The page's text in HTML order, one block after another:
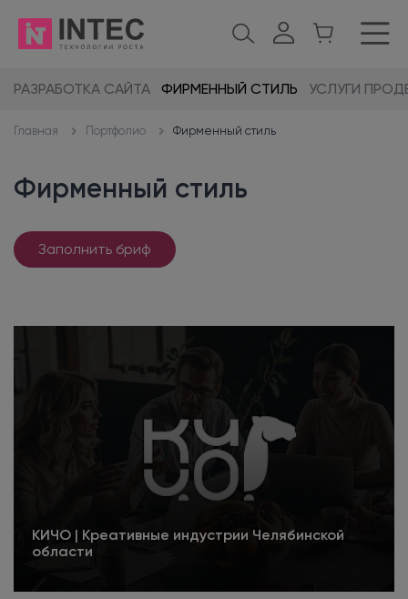
РАЗРАБОТКА САЙТА ФИРМЕННЫЙ СТИЛЬ УСЛУГИ
Главная Портфолио Фирменный стиль
Фирменный стиль
Заполнить бриф
КИЧО | Креативные индустрии Челябинской
области
Подробнее